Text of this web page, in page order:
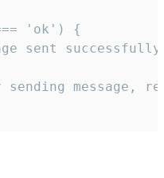
'ok') {
sent
sending message,